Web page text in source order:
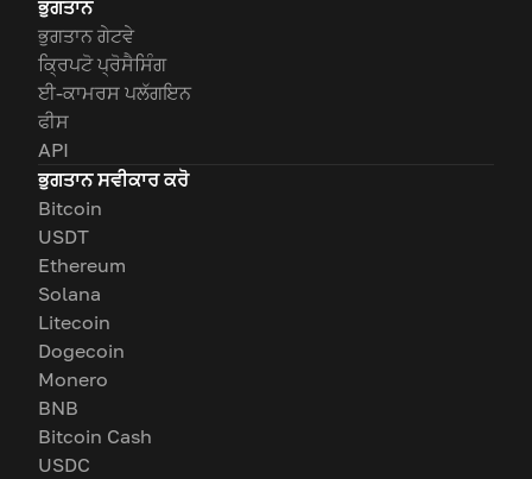
ਭੁਗਤਾਨ
ਭੁਗਤਾਨ ਗੇਟਵੇ
ਕ੍ਰਿਪਟੋ ਪ੍ਰੋਸੈਸਿੰਗ
ਈ-ਕਾਮਰਸ ਪਲੱਗਇਨ
ਫੀਸ
API
ਭੁਗਤਾਨ ਸਵੀਕਾਰ ਕਰੋ
Bitcoin
USDT
Ethereum
Solana
Litecoin
Dogecoin
Monero
BNB
Bitcoin Cash
USDC